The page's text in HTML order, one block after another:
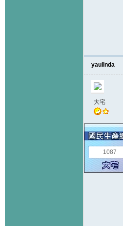
yaulinda
大宅
1087